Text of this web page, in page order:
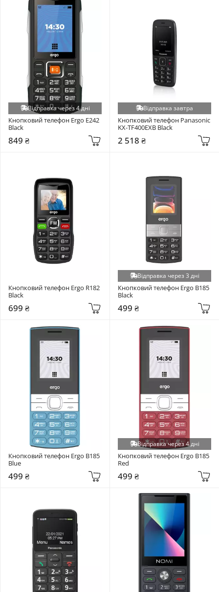
Відправка через 4 дні
Кнопковий телефон Ergo E242
Black
849 ₴
Відправка завтра
Кнопковий телефон Panasonic
KX-TF400EXB Black
2 518 ₴
Кнопковий телефон Ergo R182
Black
699 ₴
Відправка через 3 дні
Кнопковий телефон Ergo B185
Black
499 ₴
Кнопковий телефон Ergo B185
Blue
499 ₴
Відправка через 4 дні
Кнопковий телефон Ergo B185
Red
499 ₴